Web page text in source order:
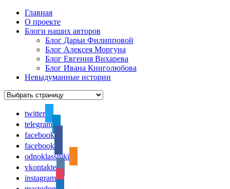
Главная
О проекте
Блоги наших авторов
Блог Дарьи Филипповой
Блог Алексея Моргуна
Блог Евгения Вихарева
Блог Ивана Книголюбова
Невыдуманные истории
twitter
telegram
facebook
facebook
odnoklassniki
vkontakte
instagram